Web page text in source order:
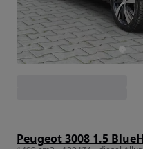
Peugeot 3008 1.5